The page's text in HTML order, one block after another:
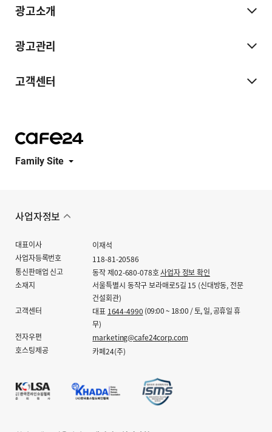
광고소개
광고관리
고객센터
Family Site
사업자정보
대표이사
이재석
사업자등록번호
118-81-20586
통신판매업 신고
동작 제02-680-078호사업자 정보 확인
소재지
서울특별시 동작구 보라매로5길 15 (신대방동, 전문
건설회관)
고객센터
대표 1644-4990 (09:00 ~ 18:00 / 토, 일, 공휴일 휴
무)
전자우편
marketing@cafe24corp.com
호스팅제공
카페24(주)